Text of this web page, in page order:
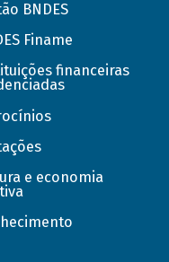
BNDES
Finame
financeiras
e economia